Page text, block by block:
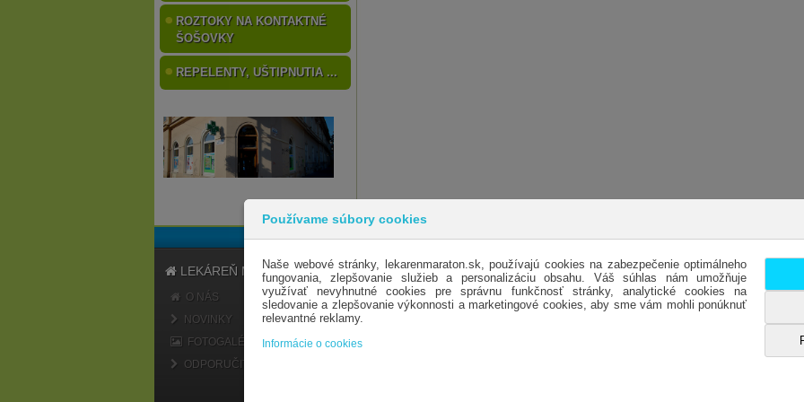
Používame súbory cookies
Naše webové stránky, lekarenmaraton.sk, používajú cookies na zabezpečenie optimálneho
fungovania, zlepšovanie služieb a personalizáciu obsahu. Váš súhlas nám umožňuje
využívať nevyhnutné cookies pre správnu funkčnosť stránky, analytické cookies na
sledovanie a zlepšovanie výkonnosti a marketingové cookies, aby sme vám mohli ponúknuť
relevantné reklamy.
Informácie o cookies
ROZTOKY NA KONTAKTNÉ
ŠOŠOVKY
REPELENTY, UŠTIPNUTIA ...
LEKÁREŇ MARATÓN
O NÁS
NOVINKY
FOTOGALÉRIA
ODPORUČIŤ
INFORMÁCIE
OBCHODNÉ PODMIENKY